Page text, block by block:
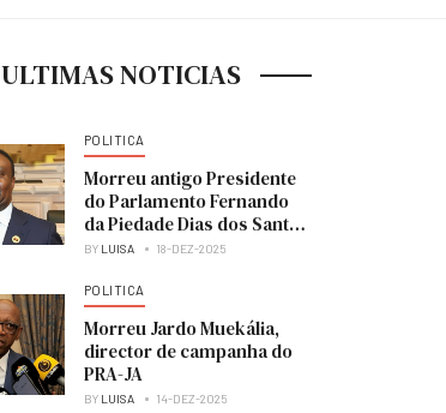
ULTIMAS NOTICIAS
POLITICA
Morreu antigo Presidente
do Parlamento Fernando
da Piedade Dias dos Santos
“Nandó”
BY LUISA 18-DEZ-2025
POLITICA
Morreu Jardo Muekália,
director de campanha do
PRA-JA
BY LUISA 14-DEZ-2025